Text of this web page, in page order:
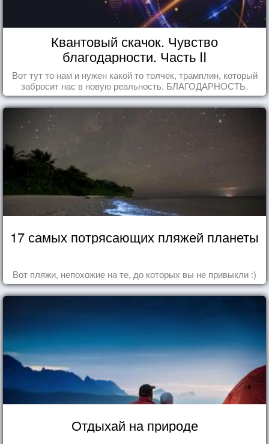
Квантовый скачок. Чувство
благодарности. Часть II
Вот тут то нам и нужен какой то толчек, трамплин, который
забросит нас в новую реальность. БЛАГОДАРНОСТЬ.
17 самых потрясающих пляжей планеты
Вот пляжи, непохожие на те, до которых вы не привыкли :)
Отдыхай на природе